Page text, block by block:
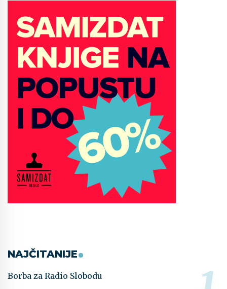
NAJČITANIJE
Borba za Radio Slobodu